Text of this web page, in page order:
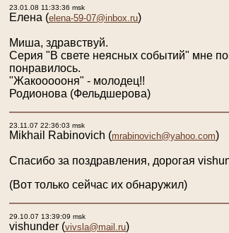
23.01.08 11:33:36 msk
Eлена (elena-59-07@inbox.ru)
Миша, здравствуй.
Серия "В свете неясных событий" мне
понравилось.
"Жакоооооня" - молодец!!
Родионова (Фельдшерова)
23.11.07 22:36:03 msk
Mikhail Rabinovich (mrabinovich@yahoo.com)
Спасибо за поздравления, дорогая
(Вот только сейчас их обнаружил)
29.10.07 13:39:09 msk
vishunder (vivsla@mail.ru)